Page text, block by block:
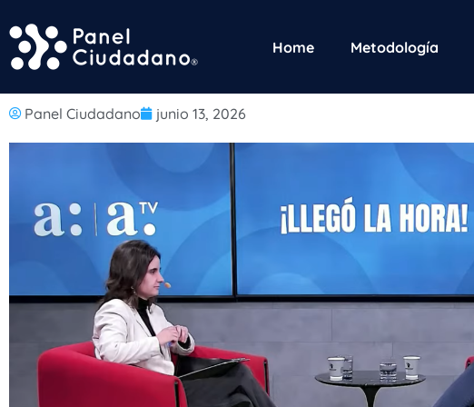
Home Metodología
Panel Ciudadano junio 13, 2026